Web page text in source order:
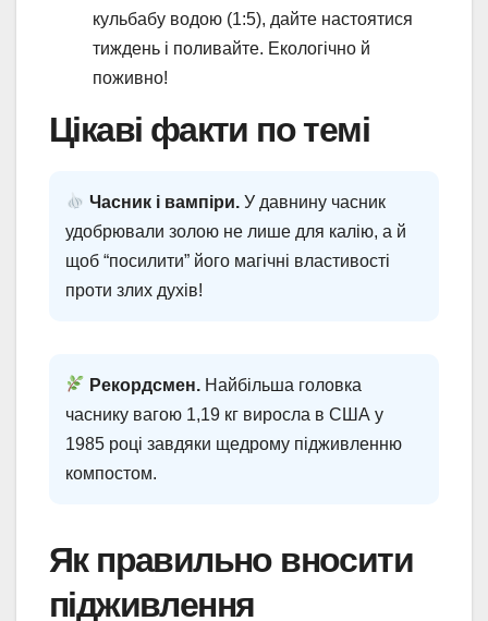
кульбабу водою (1:5), дайте настоятися
тиждень і поливайте. Екологічно й
поживно!
Цікаві факти по темі
Часник і вампіри. У давнину часник
удобрювали золою не лише для калію, а й
щоб “посилити” його магічні властивості
проти злих духів!
Рекордсмен. Найбільша головка
часнику вагою 1,19 кг виросла в США у
1985 році завдяки щедрому підживленню
компостом.
Як правильно вносити
підживлення